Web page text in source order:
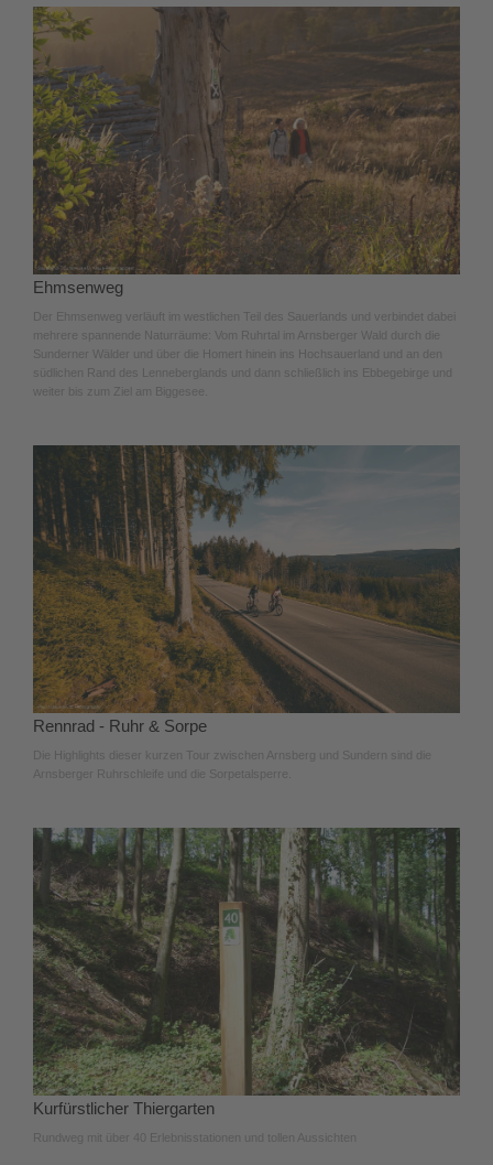
Ehmsenweg
Der Ehmsenweg verläuft im westlichen Teil des Sauerlands und verbindet dabei
mehrere spannende Naturräume: Vom Ruhrtal im Arnsberger Wald durch die
Sunderner Wälder und über die Homert hinein ins Hochsauerland und an den
südlichen Rand des Lenneberglands und dann schließlich ins Ebbegebirge und
weiter bis zum Ziel am Biggesee.
Rennrad - Ruhr & Sorpe
Die Highlights dieser kurzen Tour zwischen Arnsberg und Sundern sind die
Arnsberger Ruhrschleife und die Sorpetalsperre.
Kurfürstlicher Thiergarten
Rundweg mit über 40 Erlebnisstationen und tollen Aussichten